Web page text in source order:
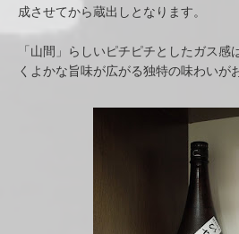
成させてから蔵出しとなります。
「山間」らしいピチピチとしたガス
くよかな旨味が広がる独特の味わいが